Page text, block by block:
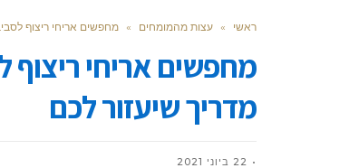
ראשי » עצות מהמומחים » מחפשים אריחי ריצוף
מחפשים אריחי
מדריך שיעזור לכם
22 ביוני 2021